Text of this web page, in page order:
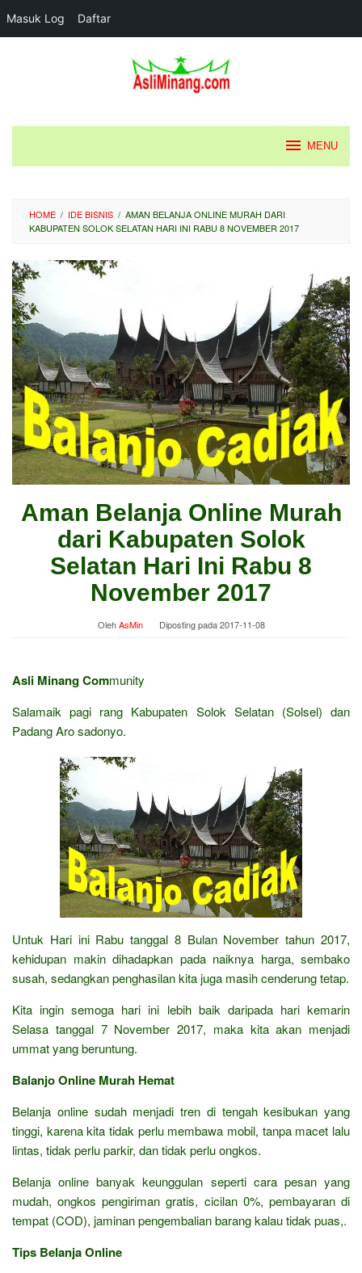
Masuk Log Daftar
MENU
HOME / IDE BISNIS / AMAN BELANJA ONLINE MURAH DARI
KABUPATEN SOLOK SELATAN HARI INI RABU 8 NOVEMBER 2017
Aman Belanja Online Murah
dari Kabupaten Solok
Selatan Hari Ini Rabu 8
November 2017
OlehAsMin Diposting pada2017-11-08
Asli Minang Community
Salamaik pagi rang Kabupaten Solok Selatan (Solsel) dan
Padang Aro sadonyo.
Untuk Hari ini Rabu tanggal 8 Bulan November tahun 2017,
kehidupan makin dihadapkan pada naiknya harga, sembako
susah, sedangkan penghasilan kita juga masih cenderung tetap.
Kita ingin semoga hari ini lebih baik daripada hari kemarin
Selasa tanggal 7 November 2017, maka kita akan menjadi
ummat yang beruntung.
Balanjo Online Murah Hemat
Belanja online sudah menjadi tren di tengah kesibukan yang
tinggi, karena kita tidak perlu membawa mobil, tanpa macet lalu
lintas, tidak perlu parkir, dan tidak perlu ongkos.
Belanja online banyak keunggulan seperti cara pesan yang
mudah, ongkos pengiriman gratis, cicilan 0%, pembayaran di
tempat (COD), jaminan pengembalian barang kalau tidak puas,.
Tips Belanja Online